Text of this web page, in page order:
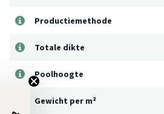
Productiemethode
Totale dikte
Poolhoogte
Gewicht per m²